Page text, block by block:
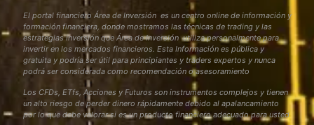
El portal financiero Área de Inversión es un centro online de información y
formación financiera, donde mostramos las técnicas de trading y las
estrategias inversión que Área de Inversión utiliza personalmente para
invertir en los mercados financieros. Esta Información es pública y
gratuita y podría ser útil para principiantes y traders expertos y nunca
podrá ser considerada como recomendación o asesoramiento
Los CFDs, ETfs, Acciones y Futuros son instrumentos complejos y tienen
un alto riesgo de perder dinero rápidamente debido al apalancamiento
por lo que debe valorar si es un producto financiero adecuado para usted